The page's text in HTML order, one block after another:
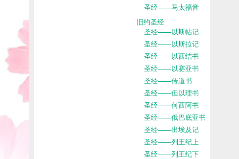
圣经——马太福音
旧约圣经
圣经——以斯帖记
圣经——以斯拉记
圣经——以西结书
圣经——以赛亚书
圣经——传道书
圣经——但以理书
圣经——何西阿书
圣经——俄巴底亚书
圣经——出埃及记
圣经——列王纪上
圣经——列王纪下